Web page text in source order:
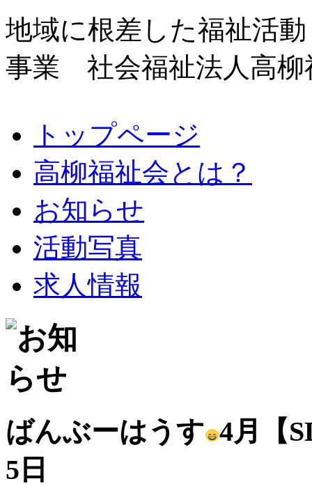
地域に根差した福祉活
事業 社会福祉法人高柳
トップページ
高柳福祉会とは？
お知らせ
活動写真
求人情報
ばんぶーはうす 4月【
5日